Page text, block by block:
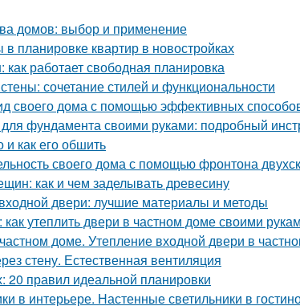
домов: выбор и применение
планировке квартир в новостройках
как работает свободная планировка
сочетание стилей и функциональности
своего дома с помощью эффективных
для фундамента своими руками: подробный
и как его обшить
своего дома с помощью фронтона
как и чем заделывать древесину
двери: лучшие материалы и методы
утеплить двери в частном доме своими
доме. Утепление входной двери в
стену. Естественная вентиляция
20 правил идеальной планировки
в интерьере. Настенные светильники в